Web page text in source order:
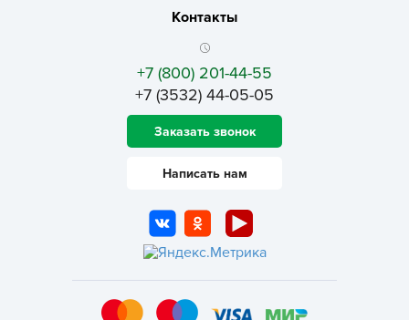
Контакты
+7 (800) 201-44-55
+7 (3532) 44-05-05
Заказать звонок
Написать нам